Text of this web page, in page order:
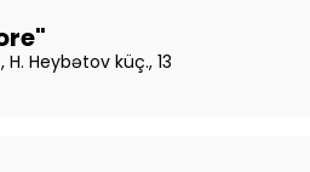
Heybətov küç., 13